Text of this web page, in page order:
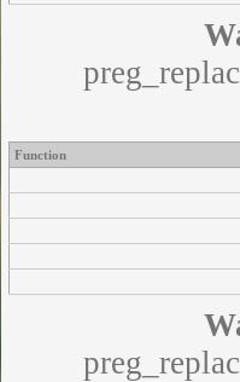
Function